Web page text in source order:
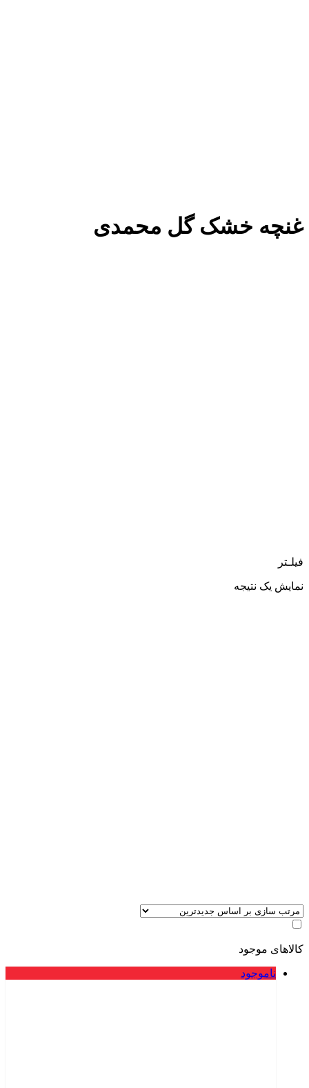
غنچه خشک گل محمدی
فیلـتر
نمایش یک نتیجه
کالاهای موجود
ناموجود